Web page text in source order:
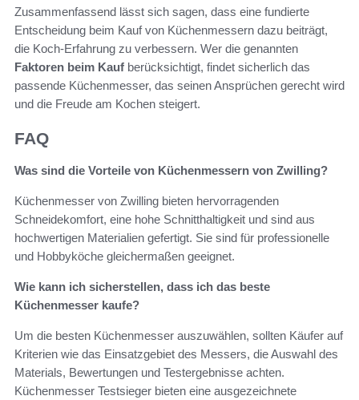
Zusammenfassend lässt sich sagen, dass eine fundierte
Entscheidung beim Kauf von Küchenmessern dazu beiträgt,
die Koch-Erfahrung zu verbessern. Wer die genannten
Faktoren beim Kauf berücksichtigt, findet sicherlich das
passende Küchenmesser, das seinen Ansprüchen gerecht wird
und die Freude am Kochen steigert.
FAQ
Was sind die Vorteile von Küchenmessern von Zwilling?
Küchenmesser von Zwilling bieten hervorragenden
Schneidekomfort, eine hohe Schnitthaltigkeit und sind aus
hochwertigen Materialien gefertigt. Sie sind für professionelle
und Hobbyköche gleichermaßen geeignet.
Wie kann ich sicherstellen, dass ich das beste
Küchenmesser kaufe?
Um die besten Küchenmesser auszuwählen, sollten Käufer auf
Kriterien wie das Einsatzgebiet des Messers, die Auswahl des
Materials, Bewertungen und Testergebnisse achten.
Küchenmesser Testsieger bieten eine ausgezeichnete